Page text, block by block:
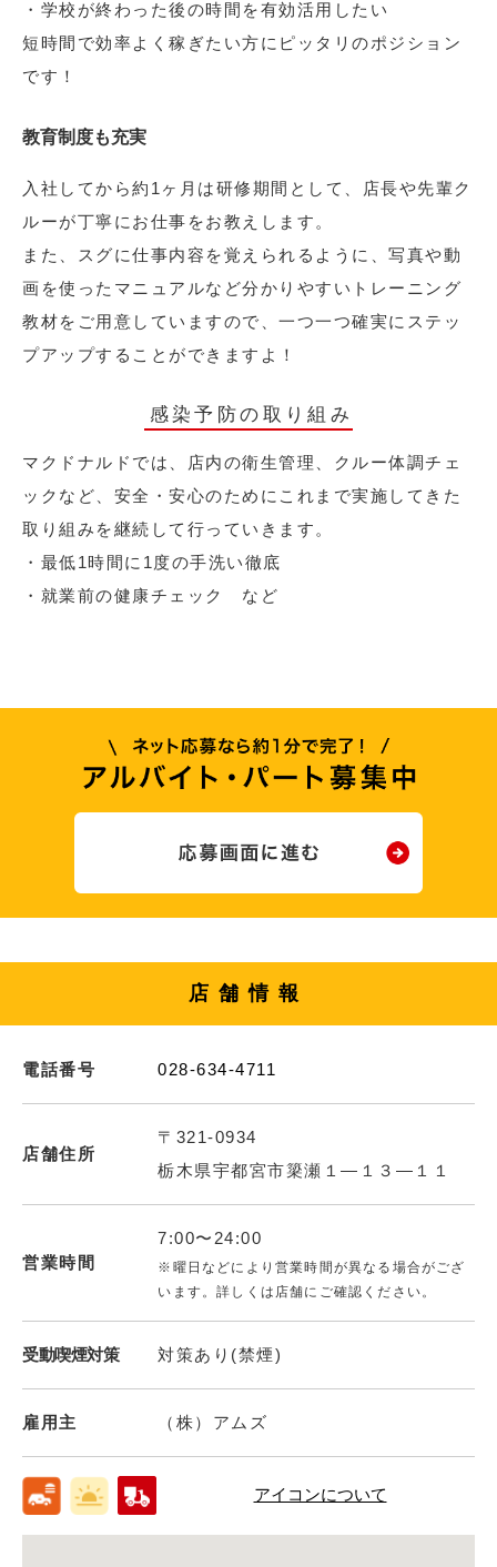
・学校が終わった後の時間を有効活用したい
短時間で効率よく稼ぎたい方にピッタリのポジション
です！
教育制度も充実
入社してから約1ヶ月は研修期間として、店長や先輩ク
ルーが丁寧にお仕事をお教えします。
また、スグに仕事内容を覚えられるように、写真や動
画を使ったマニュアルなど分かりやすいトレーニング
教材をご用意していますので、一つ一つ確実にステッ
プアップすることができますよ！
感染予防の取り組み
マクドナルドでは、店内の衛生管理、クルー体調チェ
ックなど、安全・安心のためにこれまで実施してきた
取り組みを継続して行っていきます。
・最低1時間に1度の手洗い徹底
・就業前の健康チェック など
店舗情報
電話番号 028-634-4711
店舗住所
〒321-0934
栃木県宇都宮市簗瀬１―１３―１１
営業時間
7:00〜24:00
※曜日などにより営業時間が異なる場合がござ
います。詳しくは店舗にご確認ください。
受動喫煙対策 対策あり(禁煙)
雇用主 （株）アムズ
アイコンについて